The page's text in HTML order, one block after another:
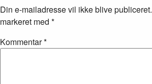
Din e-mailadresse vil ikke blive publiceret.
markeret med *
Kommentar*